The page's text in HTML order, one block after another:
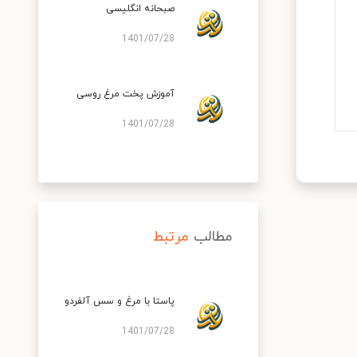
صبحانه انگلیسی
1401/07/28
آموزش پخت مرغ روسی
1401/07/28
مطالب مرتبط
پاستا با مرغ و سس آلفردو
1401/07/28